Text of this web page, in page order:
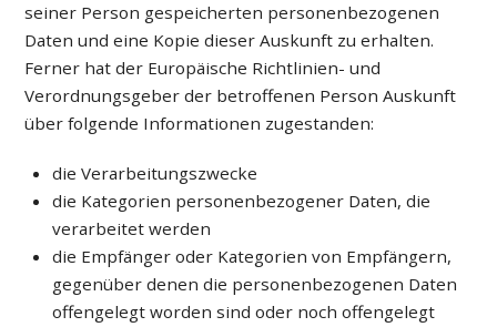
seiner Person gespeicherten personenbezogenen
Daten und eine Kopie dieser Auskunft zu erhalten.
Ferner hat der Europäische Richtlinien- und
Verordnungsgeber der betroffenen Person Auskunft
über folgende Informationen zugestanden:
die Verarbeitungszwecke
die Kategorien personenbezogener Daten, die
verarbeitet werden
die Empfänger oder Kategorien von Empfängern,
gegenüber denen die personenbezogenen Daten
offengelegt worden sind oder noch offengelegt